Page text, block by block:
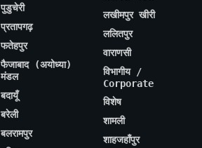
पुडुचेरी
प्रतापगढ़
फतेहपुर
फैजाबाद (अयोध्या)
मंडल
बदायूँ
बरेली
बलरामपुर
लखीमपुर खीरी
ललितपुर
वाराणसी
विभागीय /
Corporate
विशेष
शामली
शाहजहाँपुर